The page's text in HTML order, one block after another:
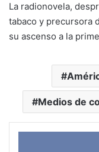
La radionovela,
tabaco y precursora
su ascenso a la
Medios de